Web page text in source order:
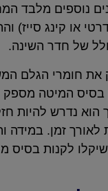
נוספים מלבד
או קינג סייז)
של חדר השינה.
את חומרי הגלם
המיטה מספק
הוא נדרש להיות
לאורך זמן. במידה
לקנות בסיס